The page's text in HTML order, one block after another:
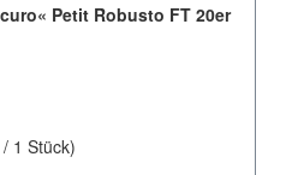
Petit Robusto FT 20er
1 Stück)